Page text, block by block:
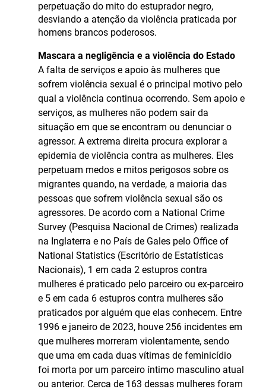
perpetuação do mito do estuprador negro,
desviando a atenção da violência praticada por
homens brancos poderosos.
Mascara a negligência e a violência do Estado
A falta de serviços e apoio às mulheres que
sofrem violência sexual é o principal motivo pelo
qual a violência continua ocorrendo. Sem apoio e
serviços, as mulheres não podem sair da
situação em que se encontram ou denunciar o
agressor. A extrema direita procura explorar a
epidemia de violência contra as mulheres. Eles
perpetuam medos e mitos perigosos sobre os
migrantes quando, na verdade, a maioria das
pessoas que sofrem violência sexual são os
agressores. De acordo com a National Crime
Survey (Pesquisa Nacional de Crimes) realizada
na Inglaterra e no País de Gales pelo Office of
National Statistics (Escritório de Estatísticas
Nacionais), 1 em cada 2 estupros contra
mulheres é praticado pelo parceiro ou ex-parceiro
e 5 em cada 6 estupros contra mulheres são
praticados por alguém que elas conhecem. Entre
1996 e janeiro de 2023, houve 256 incidentes em
que mulheres morreram violentamente, sendo
que uma em cada duas vítimas de feminicídio
foi morta por um parceiro íntimo masculino atual
ou anterior. Cerca de 163 dessas mulheres foram